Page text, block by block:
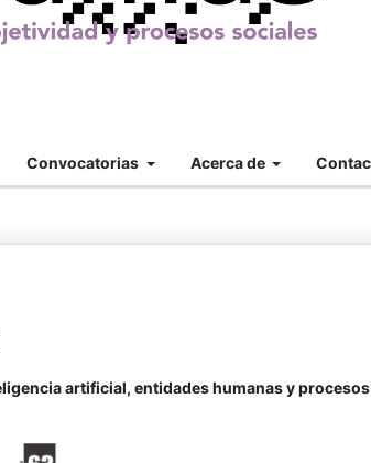
Convocatorias Acerca de
artificial, entidades humanas y